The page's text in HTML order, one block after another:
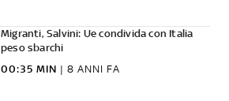
Migranti, Salvini: Ue condivida con Italia
peso sbarchi
00:35 MIN | 8 ANNI FA